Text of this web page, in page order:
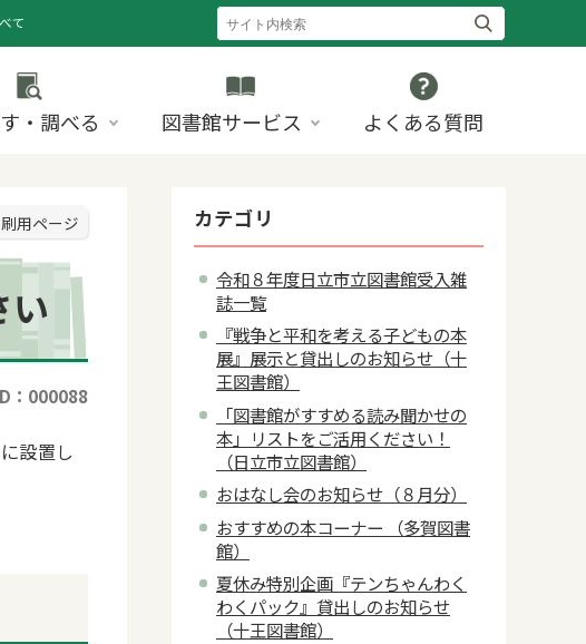
て
ジ
・調べる 図書館サービス よくある質問
用ページ
い
：000088
設置し
カテゴリ
令和８年度日立市立図書館受入雑
誌一覧
『戦争と平和を考える子どもの本
展』展示と貸出しのお知らせ（十
王図書館）
「図書館がすすめる読み聞かせの
本」リストをご活用ください！
（日立市立図書館）
おはなし会のお知らせ（８月分）
おすすめの本コーナー （多賀図書
館）
夏休み特別企画『テンちゃんわく
わくパック』貸出しのお知らせ
（十王図書館）